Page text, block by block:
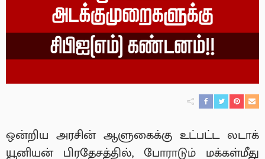
ஒன்றிய அரசின் ஆளுகைக்கு உட்பட்ட‌ லடாக்
யூனியன் பிரதேசத்தில், போராடும் மக்கள்மீது